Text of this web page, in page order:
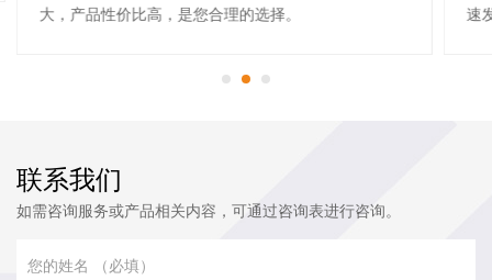
大，产品性价比高，是您合理的选择。
速
联系我们
如需咨询服务或产品相关内容，可通过咨询表进行咨询。